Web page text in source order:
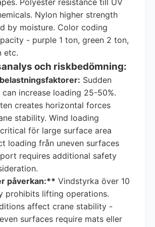
Polyester resistance till UV
Nylon higher strength
by moisture. Color coding
- purple 1 ton, green 2 ton,
etc.
och riskbedömning:
Sudden
increase loading 25-50%.
creates horizontal forces
stability. Wind loading
för large surface area
loading från uneven surfaces
requires additional safety
påverkan:** Vindstyrka över 10
prohibits lifting operations.
affect crane stability -
surfaces require mats eller